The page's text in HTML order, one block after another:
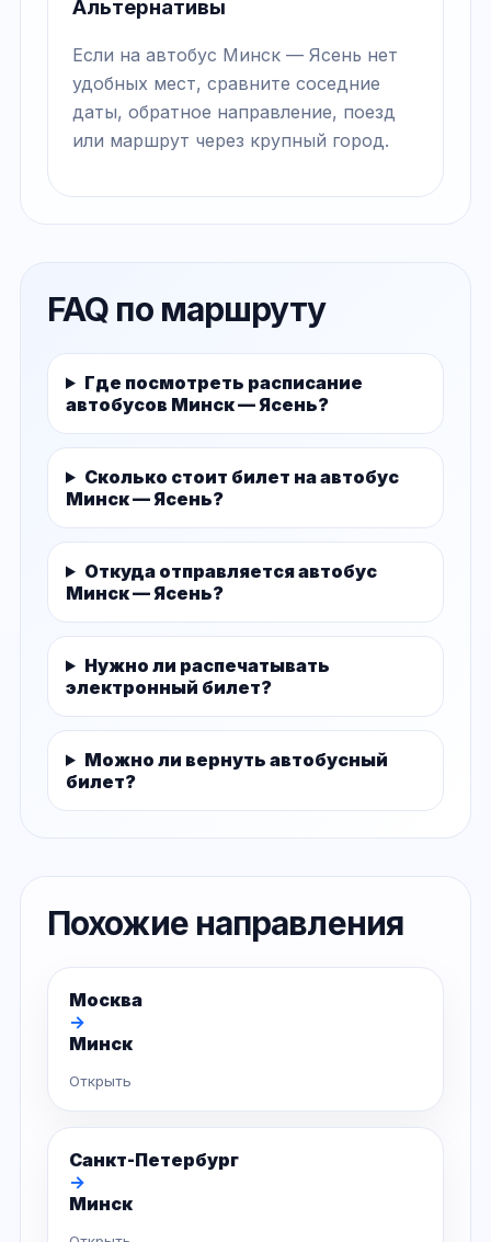
Альтернативы
Если на автобус Минск — Ясень нет
удобных мест, сравните соседние
даты, обратное направление, поезд
или маршрут через крупный город.
FAQ по маршруту
Где посмотреть расписание
автобусов Минск — Ясень?
Сколько стоит билет на автобус
Минск — Ясень?
Откуда отправляется автобус
Минск — Ясень?
Нужно ли распечатывать
электронный билет?
Можно ли вернуть автобусный
билет?
Похожие направления
Москва
→
Минск
Открыть
Санкт-Петербург
→
Минск